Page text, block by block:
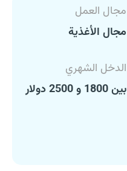
مجال العمل
مجال الأغذية
الدخل الشهري
بين 1800 و 2500 دولار